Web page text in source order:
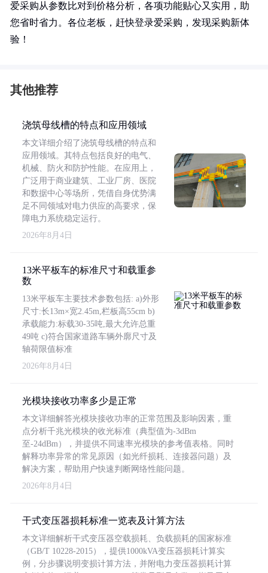
爱采购从参数比对到价格分析，各项功能贴心又实用，助
您省时省力。各位老板，赶快登录爱采购，发现采购新体
验！
其他推荐
浇筑母线槽的特点和应用领域
本文详细介绍了浇筑母线槽的特点和
应用领域。其特点包括良好的电气、
机械、防火和防护性能。在应用上，
广泛用于商业建筑、工业厂房、医院
和数据中心等场所，凭借自身优势满
足不同领域对电力供应的高要求，保
障电力系统稳定运行。
2026年8月4日
13米平板车的标准尺寸和载重参
数
13米平板车主要技术参数包括: a)外形
尺寸:长13m×宽2.45m,栏板高55cm b)
承载能力:标载30-35吨,最大允许总重
49吨 c)符合国家道路车辆外廓尺寸及
轴荷限值标准
2026年8月4日
光模块接收功率多少是正常
本文详细解答光模块接收功率的正常范围及影响因素，重
点分析千兆光模块的收光标准（典型值为-3dBm
至-24dBm），并提供不同速率光模块的参考值表格。同时
解释功率异常的常见原因（如光纤损耗、连接器问题）及
解决方案，帮助用户快速判断网络性能问题。
2026年8月4日
干式变压器损耗标准一览表及计算方法
本文详细解析干式变压器空载损耗、负载损耗的国家标准
（GB/T 10228-2015），提供1000kVA变压器损耗计算实
例，分步骤说明变损计算方法，并附电力变压器损耗计算